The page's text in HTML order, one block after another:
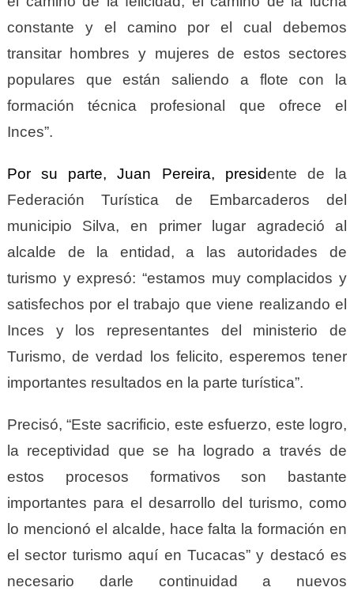
constante y el camino por el cual debemos
transitar hombres y mujeres de estos sectores
populares que están saliendo a flote con la
formación técnica profesional que ofrece el
Inces”.
Por su parte,Juan Pereira, presidente de la
Federación Turística de Embarcaderos del
municipio Silva, en primer lugar agradeció al
alcalde de la entidad, a las autoridades de
turismo y expresó: “estamos muy complacidos y
satisfechos por el trabajo que viene realizando el
Inces y los representantes del ministerio de
Turismo, de verdad los felicito, esperemos tener
importantes resultados en la parte turística”.
Precisó, “Este sacrificio, este esfuerzo, este logro,
la receptividad que se ha logrado a través de
estos procesos formativos son bastante
importantes para el desarrollo del turismo, como
lo mencionó el alcalde, hace falta la formación en
el sector turismo aquí en Tucacas” y destacó es
necesario darle continuidad a nuevos